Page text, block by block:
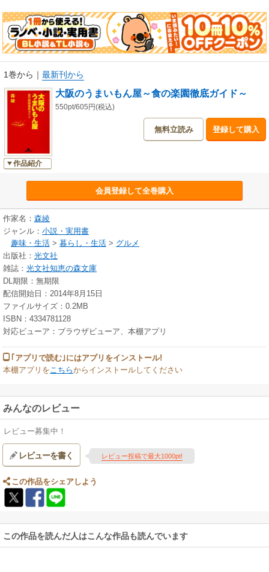
1巻から ｜ 最新刊から
作品紹介
大阪のうまいもん屋～食の楽園徹底ガイド～
550pt/605円(税込)
無料立読み 登録して購入
会員登録して全巻購入
作家名： 森綾
ジャンル： 小説・実用書
趣味・生活 > 暮らし・生活 > グルメ
出版社： 光文社
雑誌： 光文社知恵の森文庫
DL期限：無期限
配信開始日：2014年8月15日
ファイルサイズ：0.2MB
ISBN：4334781128
対応ビューア：ブラウザビューア、本棚アプリ
｢アプリで読む｣にはアプリをインストール!
本棚アプリを こちらからインストールしてください
みんなのレビュー
レビュー募集中！
レビューを書く レビュー投稿で最大1000pt!
この作品をシェアしよう
この作品を読んだ人はこんな作品も読んでいます